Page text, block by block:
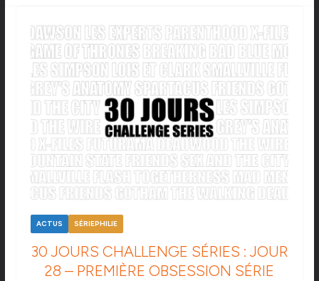
ACTUS SÉRIEPHILIE
30 JOURS CHALLENGE SÉRIES : JOUR
28 – PREMIÈRE OBSESSION SÉRIE